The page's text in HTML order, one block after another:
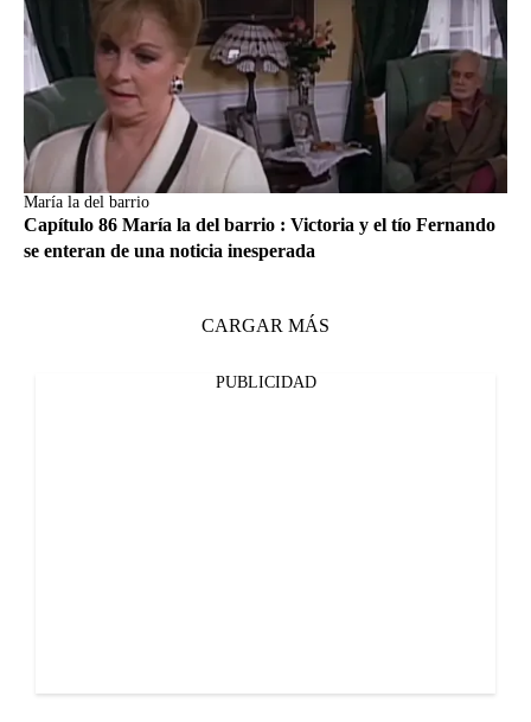
María la del barrio
Capítulo 86 María la del barrio : Victoria y el tío Fernando
se enteran de una noticia inesperada
CARGAR MÁS
PUBLICIDAD